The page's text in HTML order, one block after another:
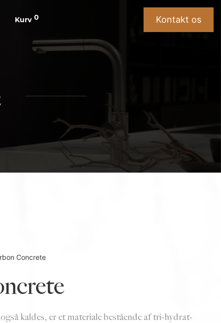
Kurv 0 Kontakt os
Concrete
kaldes, er et materiale bestående af tri-hydrat-